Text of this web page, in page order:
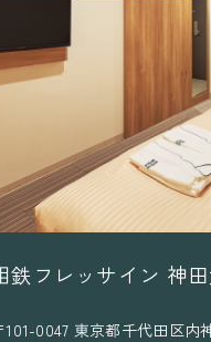
鉄フレッサイン 神
101-0047 東京都千代田区内